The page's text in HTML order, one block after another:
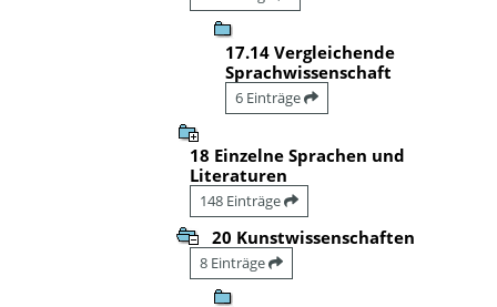
17.14 Vergleichende
Sprachwissenschaft
6 Einträge
18 Einzelne Sprachen und
Literaturen
148 Einträge
20 Kunstwissenschaften
8 Einträge